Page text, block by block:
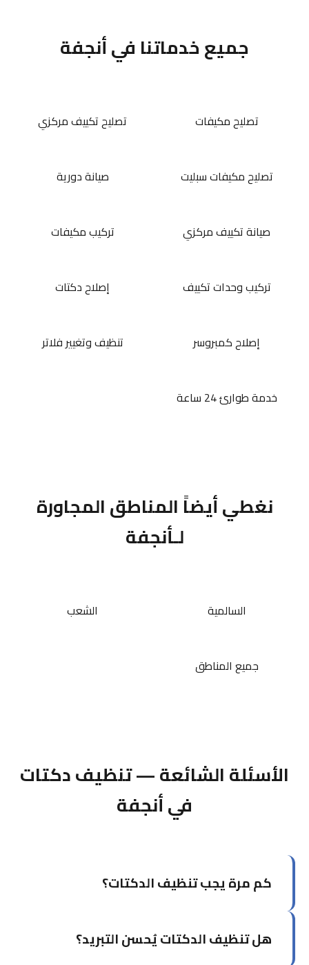
جميع خدماتنا في أنجفة
تصليح مكيفات تصليح تكييف مركزي
تصليح مكيفات سبليت صيانة دورية
صيانة تكييف مركزي تركيب مكيفات
تركيب وحدات تكييف إصلاح دكتات
إصلاح كمبروسر تنظيف وتغيير فلاتر
خدمة طوارئ 24 ساعة
نغطي أيضاً المناطق المجاورة
لـأنجفة
السالمية الشعب
جميع المناطق
الأسئلة الشائعة — تنظيف دكتات
في أنجفة
كم مرة يجب تنظيف الدكتات؟
للاستخدام السكني العادي. للمباني التجارية أو التي
هل تنظيف الدكتات يُحسن التبريد؟